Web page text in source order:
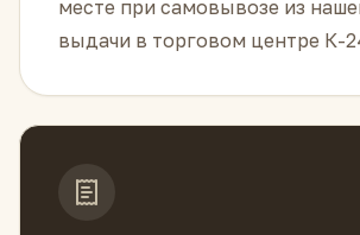
месте при самовывозе из
выдачи в торговом центре К-